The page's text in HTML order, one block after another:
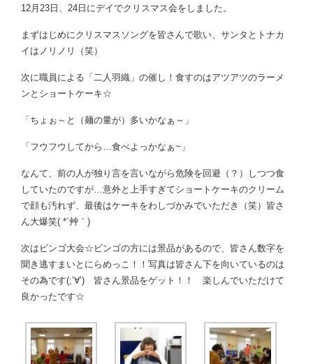
12月23日、24日にデイでクリスマス会をしました。
まずはじめにクリスマスソングを皆さんで歌い、サンタとトナカ
イはノリノリ（笑）
次に職員による「二人羽織」の催し！食すのはアツアツのラーメ
ンとショートケーキ☆
「ちょぉ～と（麺の量が）多いかなぁ～」
「フウフウしてから…食べよっかなぁ~」
なんて、前の人が独り言を言いながら危険を回避（？）しつつ食
していたのですが…意外と上手すぎてショートケーキのクリーム
で顔も汚れず、最後はケーキをわしづかみでいただき（笑）皆さ
ん大爆笑( *´艸｀)
次はビンゴ大会☆ビンゴの方には景品があるので、皆さん数字を
聞き逃すまいとにらめっこ！！写真は皆さん下を向いているのは
その為です(;’∀’) 皆さん景品をゲット！！ 楽しんでいただけて
良かったです☆